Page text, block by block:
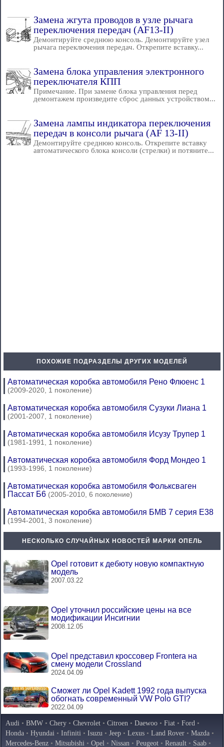
Замена жгута проводов в узле рычага
переключения передач (AF13-II)
Демонтируйте среднюю консоль. Демонтируйте узел
рычага переключения передач. Открепите вставку...
Замена блока управления электронного
переключателя КПП
Примечание. При замене блока управления перед
демонтажем произведите сброс данных устройством...
Замена лампы индикатора переключения
передач в консоли рычага (AF 13-II)
Демонтируйте среднюю консоль. Открепите вставку
автоматического блока консоли (стрелки) и потяните...
ПОХОЖИЕ ПОДРАЗДЕЛЫ ДРУГИХ МОДЕЛЕЙ
Автоматическая коробка автомобиля Рено Флюенс 1
(2009-2020, 1 поколение)
Автоматическая коробка автомобиля Сузуки Лиана 1
(2001-2007, 1 поколение)
Автоматическая коробка автомобиля Исузу Трупер 1
(1981-1991, 1 поколение)
Автоматическая коробка автомобиля Форд Мондео 1
(1993-1996, 1 поколение)
Автоматическая коробка автомобиля Фольксваген
Пассат Б6 (2005-2010, 6 поколение)
Автоматическая коробка автомобиля БМВ 7 серия Е38
(1994-2001, 3 поколение)
НЕСКОЛЬКО СЛУЧАЙНЫХ НОВОСТЕЙ МАРКИ ОПЕЛЬ
Opel готовит к дебюту новую компактную
модель
2007.03.22
Opel уточнил российские цены на все
модификации Инсигнии
2008.12.05
Opel представил кроссовер Frontera на
смену модели Crossland
2024.04.09
Сможет ли Opel Kadett 1992 года выпуска
обогнать современный VW Polo GTI?
2022.04.09
Audi • BMW • Chery • Chevrolet • Citroen • Daewoo • Fiat • Ford •
Honda • Hyundai • Infiniti • Isuzu • Jeep • Lexus • Land Rover • Mazda •
Mercedes-Benz • Mitsubishi • Opel • Nissan • Peugeot • Renault • Saab •